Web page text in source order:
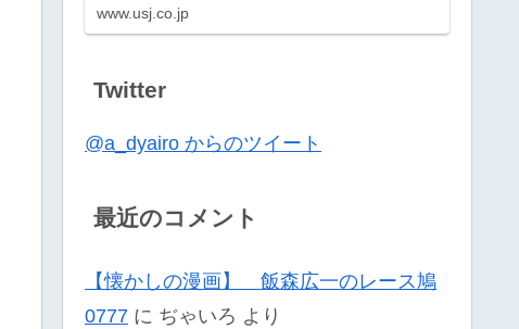
www.usj.co.jp
Twitter
@a_dyairo からのツイート
最近のコメント
【懐かしの漫画】 飯森広一のレース鳩
0777 に ぢゃいろ より